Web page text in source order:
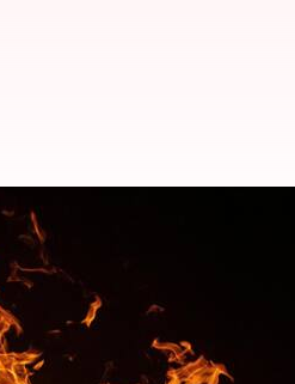
में AC में हुआ
के एक घर में AC में धमाका